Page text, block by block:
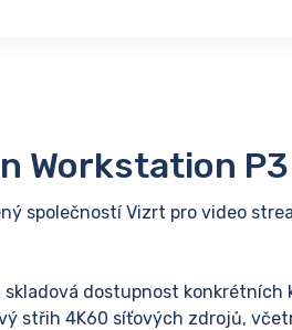
Workstation
společností Vizrt pro video
dostupnost konkrétních
střih 4K60 síťových zdrojů,